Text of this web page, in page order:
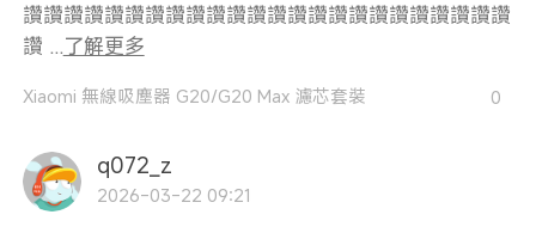
讚讚讚讚讚讚讚讚讚讚讚讚讚讚讚讚讚讚讚讚讚讚讚讚
讚 ...了解更多
Xiaomi 無線吸塵器 G20/G20 Max 濾芯套裝 0
q072_z
2026-03-22 09:21